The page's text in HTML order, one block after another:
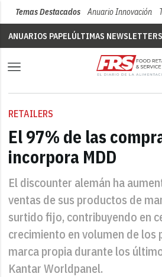
Temas Destacados Anuario Innovación
ANUARIOS PAPELÚLTIMAS NEWSLETTERS
RETAILERS
El 97% de las
incorpora MDD
El discounter alemán ha
ventas de sus productos de
surtido fijo, contribuyendo en
crecimiento en volumen de los
marca propia durante los
Kantar Worldpanel.